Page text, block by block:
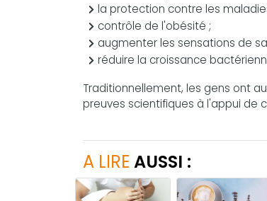
la protection contre les
contrôle de l'obésité ;
augmenter les sensations de
réduire la croissance
Traditionnellement, les gens ont
preuves scientifiques à l'appui de
A LIRE AUSSI :